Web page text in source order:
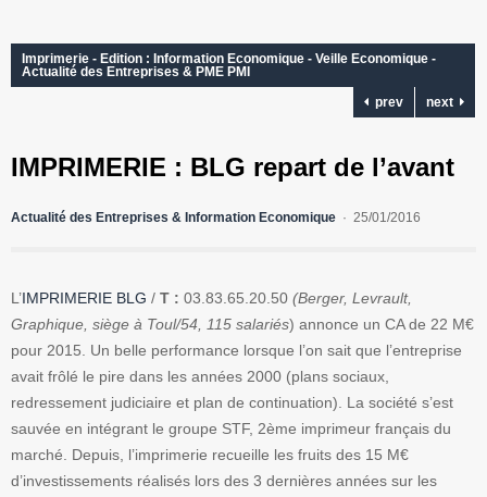
Imprimerie - Edition : Information Economique - Veille Economique -
Actualité des Entreprises & PME PMI
prev
next
IMPRIMERIE : BLG repart de l’avant
Actualité des Entreprises & Information Economique 25/01/2016
L’IMPRIMERIE BLG / T : 03.83.65.20.50 (Berger, Levrault,
Graphique, siège à Toul/54, 115 salariés) annonce un CA de 22 M€
pour 2015. Un belle performance lorsque l’on sait que l’entreprise
avait frôlé le pire dans les années 2000 (plans sociaux,
redressement judiciaire et plan de continuation). La société s’est
sauvée en intégrant le groupe STF, 2ème imprimeur français du
marché. Depuis, l’imprimerie recueille les fruits des 15 M€
d’investissements réalisés lors des 3 dernières années sur les